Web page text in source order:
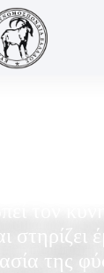
στηρίζει
της